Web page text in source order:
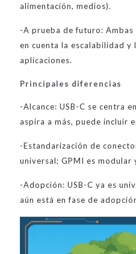
alimentación, medios).
-A prueba de futuro:
en cuenta la escalabilidad y
aplicaciones.
Principales diferencias
-Alcance: USB-C se centra
aspira a más, puede incluir
-Estandarización de
universal; GPMI es modular
-Adopción: USB-C ya es
aún está en fase de